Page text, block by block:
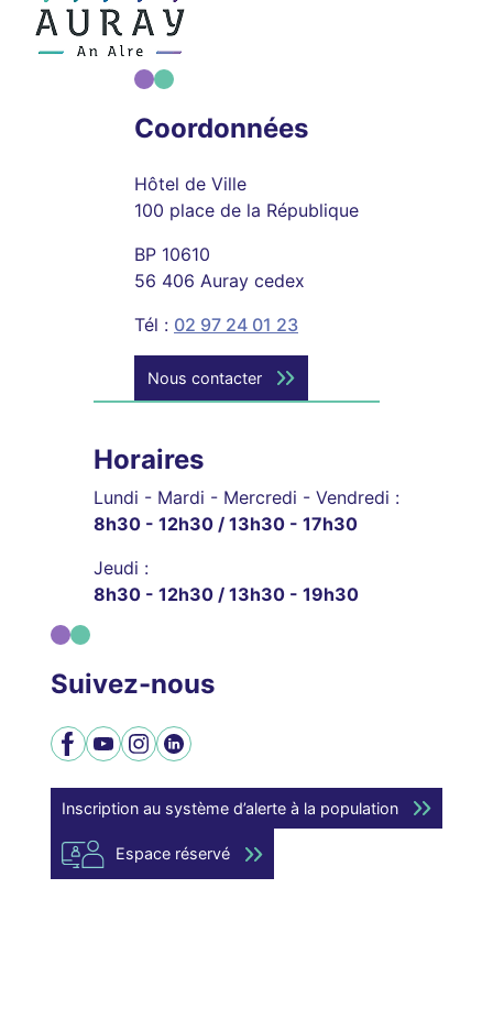
Coordonnées
Hôtel de Ville
100 place de la République
BP 10610
56 406 Auray cedex
Tél : 02 97 24 01 23
Nous contacter
Horaires
Lundi - Mardi - Mercredi - Vendredi :
8h30 - 12h30 / 13h30 - 17h30
Jeudi :
8h30 - 12h30 / 13h30 - 19h30
Suivez-nous
Facebook
YouTubeInstagram
LinkedIn
Inscription au système d’alerte à la population
Espace réservé